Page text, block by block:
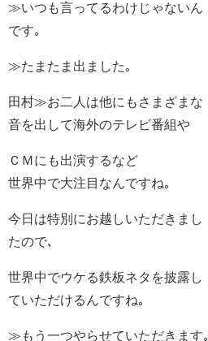
≫いつも言ってるわけじゃないん
です｡
≫たまたま出ました｡
田村≫お二人は他にもさまざまな
音を出して海外のテレビ番組や
ＣＭにも出演するなど
世界中で大注目なんですね｡
今日は特別にお越しいただきまし
たので､
世界中でウケる鉄板ネタを披露し
ていただけるんですね｡
≫もう一つやらせていただきます｡